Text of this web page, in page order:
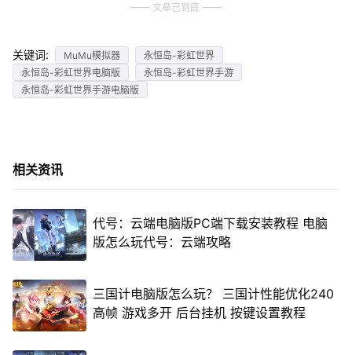
文章已到底
关键词: MuMu模拟器
永恒岛-彩虹世界
永恒岛-彩虹世界电脑版
永恒岛-彩虹世界手游
永恒岛-彩虹世界手游电脑版
相关资讯
代号：云端电脑版PC端下载安装教程 电脑
版怎么玩代号：云端攻略
三国计电脑版怎么玩？ 三国计性能优化240
高帧 游戏多开 后台挂机 按键设置教程